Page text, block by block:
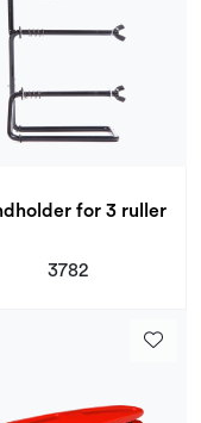
for 3 ruller
3782